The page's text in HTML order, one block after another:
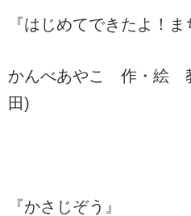
『はじめてできたよ！ま
かんべあやこ 作・絵
田)
『かさじぞう』